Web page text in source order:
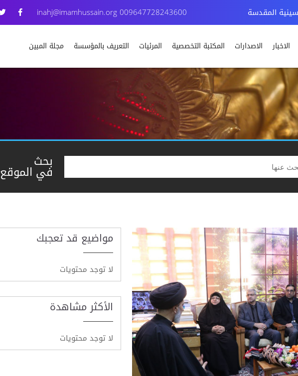
المقدسة 009647728243600
inahj@imamhussain.org
الاخبار الاصدارات المكتبة التخصصية المرئيات التعريف بالمؤسسة مجلة المبين
بحث
في الموقع
مواضيع قد تعجبك
لا توجد محتويات
الأكثر مشاهدة
لا توجد محتويات